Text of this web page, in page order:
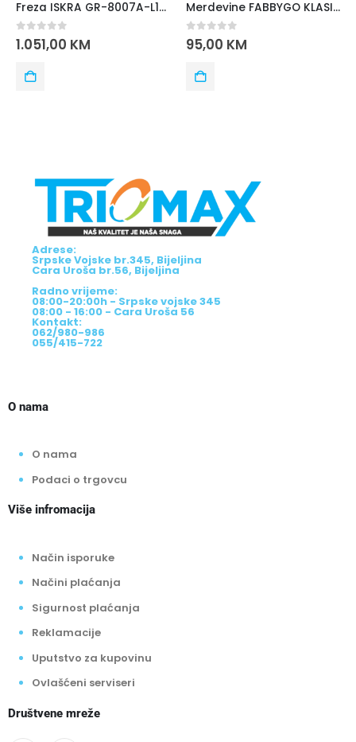
Freza ISKRA GR-8007A-L196
0 out of 5
1.051,00 KM
Merdevine FABBYGO KLASIK 116
0 out of 5
95,00 KM
Adrese:
Srpske Vojske br.345, Bijeljina
Cara Uroša br.56, Bijeljina
Radno vrijeme:
08:00-20:00h - Srpske vojske 345
08:00 - 16:00 - Cara Uroša 56
Kontakt:
062/980-986
055/415-722
O nama
O nama
Podaci o trgovcu
Više infromacija
Način isporuke
Načini plaćanja
Sigurnost plaćanja
Reklamacije
Uputstvo za kupovinu
Ovlašćeni serviseri
Društvene mreže